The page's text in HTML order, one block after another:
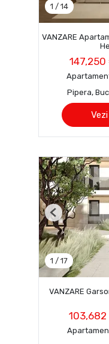
1 / 14
VANZARE
147,250
Pipera,
1 / 17
Previous
VANZARE